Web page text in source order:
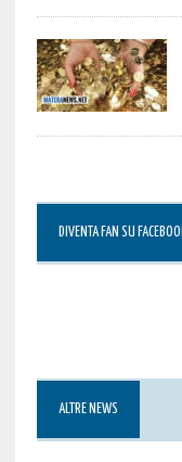
DIVENTA FAN SU
ALTRE NEWS